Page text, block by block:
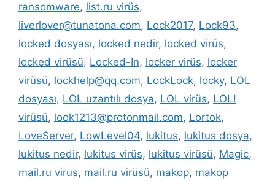
ransomware, list.ru virüs,
liverlover@tunatona.com, Lock2017, Lock93,
locked dosyası, locked nedir, locked virüs,
locked virüsü, Locked-In, locker virüs, locker
virüsü, lockhelp@qq.com, LockLock, locky, LOL
dosyası, LOL uzantılı dosya, LOL virüs, LOL!
virüsü, look1213@protonmail.com, Lortok,
LoveServer, LowLevel04, lukitus, lukitus dosya,
lukitus nedir, lukitus virüs, lukitus virüsü, Magic,
mail.ru virus, mail.ru virüsü, makop, makop